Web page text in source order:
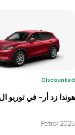
Discounted
2025
•
Petrol